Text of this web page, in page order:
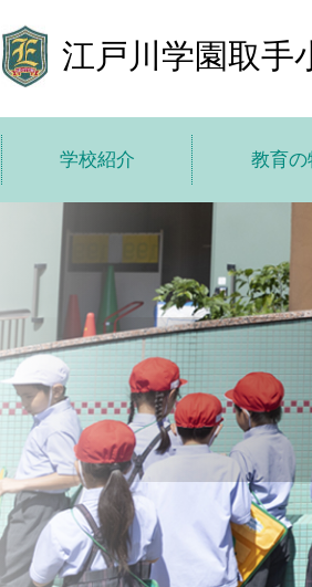
江戸川学園取手
学校紹介
学校紹介トップ
学校長あいさつ
基本情報
施設紹介
学費
教育の
教育方
10 の
ICT で学び
小中高一
子どもた
映像で見る